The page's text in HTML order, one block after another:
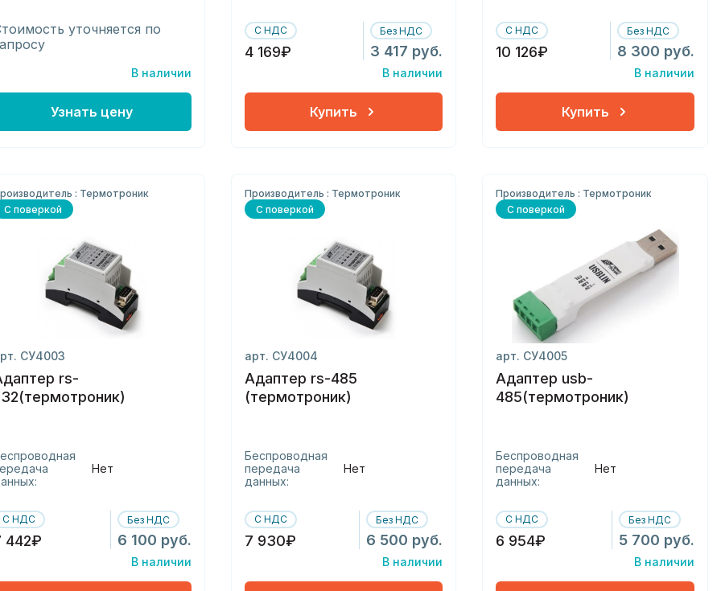
уточняется по
В наличии
Узнать цену
С НДС
4 169₽
Без НДС
3 417 руб.
В наличии
Купить
С НДС
10 126₽
Без НДС
8 300 руб.
В наличии
Купить
: Термотроник
С поверкой
СУ4003
rs-
Нет
С НДС
442₽
Без НДС
6 100 руб.
В наличии
Производитель : Термотроник
С поверкой
арт. СУ4004
Адаптер rs-485
(термотроник)
Беспроводная
передача
данных:
Нет
С НДС
7 930₽
Без НДС
6 500 руб.
В наличии
Производитель : Термотроник
С поверкой
арт. СУ4005
Адаптер usb-
485(термотроник)
Беспроводная
передача
данных:
Нет
С НДС
6 954₽
Без НДС
5 700 руб.
В наличии